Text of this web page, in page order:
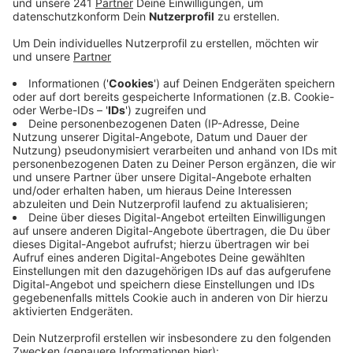
Dort soll diskutiert werden, wie man den ÖPNV nach
2021 weiter finanzieren kann - idealerweise ohne
ständige Preiserhöhungen. Diese wären nämlich, wie es
in der Ausschussvorlage heißt, nicht mehr gewollt. Das
würde aber deutlich mehr Kosten für die Kommunen
bedeuten. Nach Informationen des General-Anzeigers
könnte ein Jahr ohne Preiserhöhung zu zusätzlichen
Kosten von 6 Millionen Euro für die SWB und 1
Millionen Euro für die Stadt führen. Als alternative
Lösungen seien aktuell eine Arbeitgeberabgabe oder
auch eine konsequente Parkraumbewirtschaftung im
Gespräch, die die Mehrkosten teilweise begleichen
könnten.
TH